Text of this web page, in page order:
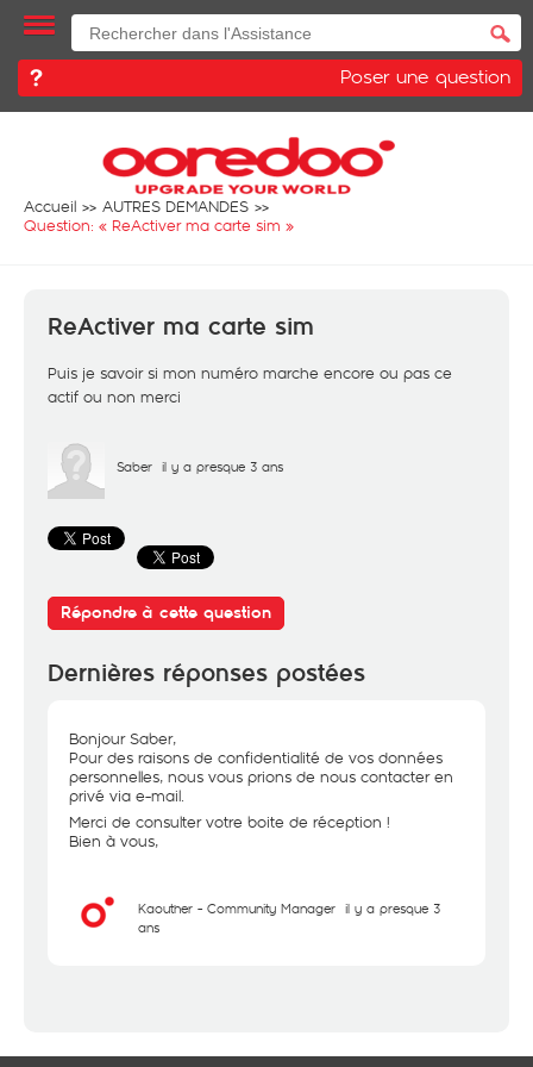
Poser une question
Accueil
AUTRES DEMANDES
Question: « ReActiver ma carte sim »
ReActiver ma carte sim
Puis je savoir si mon numéro marche encore ou pas ce
actif ou non merci
Saber il y a presque 3 ans
Répondre à cette question
Dernières réponses postées
Bonjour Saber,
Pour des raisons de confidentialité de vos données
personnelles, nous vous prions de nous contacter en
privé via e-mail.
Merci de consulter votre boite de réception !
Bien à vous,
Kaouther - Community Manager il y a presque 3
ans